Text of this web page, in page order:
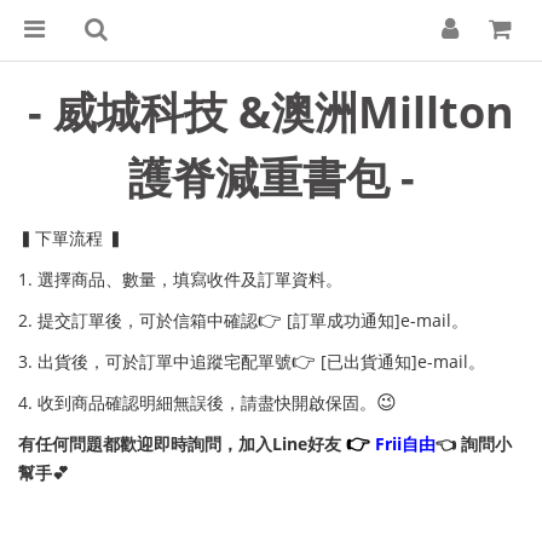
- 威城科技 &澳洲Millton
護脊減重書包 -
▍下單流程 ▍
1. 選擇商品、數量，填寫收件及訂單資料。
2. 提交訂單後，可於信箱中確認👉 [訂單成功通知]e-mail。
3. 出貨後，可於訂單中追蹤宅配單號👉 [已出貨通知]e-mail。
4. 收到商品確認明細無誤後，請盡快開啟保固。 😉
有任何問題都歡迎即時詢問，加入Line好友 👉 Frii自由👈 詢問小
幫手💕